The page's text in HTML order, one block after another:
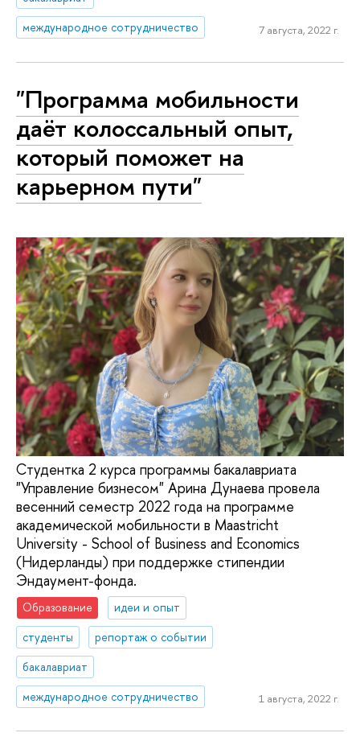
международное сотрудничество
7 августа, 2022 г.
"Программа мобильности
даёт колоссальный опыт,
который поможет на
карьерном пути"
Cтудентка 2 курса программы бакалавриата
"Управление бизнесом" Арина Дунаева провела
весенний семестр 2022 года на программе
академической мобильности в Maastricht
University - School of Business and Economics
(Нидерланды) при поддержке стипендии
Эндаумент-фонда.
Образование
идеи и опыт
студенты
репортаж о событии
бакалавриат
международное сотрудничество
1 августа, 2022 г.